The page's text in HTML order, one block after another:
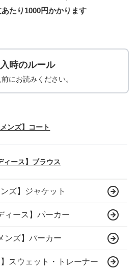
たり 1000円かかります
時のルール
にお読みください。
メンズ】コート
ィース】ブラウス
ンズ】ジャケット
ィース】パーカー
ンズ】パーカー
】スウェット・トレーナー